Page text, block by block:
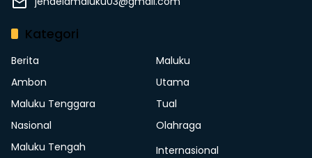
Kategori
Berita
Maluku
Ambon
Utama
Maluku Tenggara
Tual
Nasional
Olahraga
Maluku Tengah
Internasional